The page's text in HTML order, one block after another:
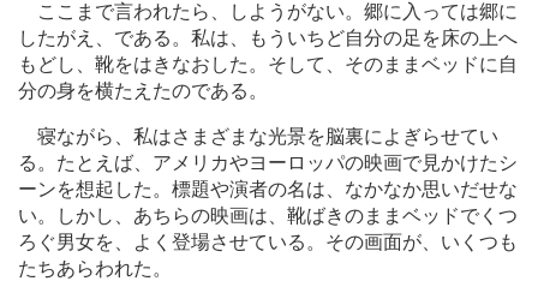
ここまで言われたら、しようがない。郷に入っては郷に
したがえ、である。私は、もういちど自分の足を床の上へ
もどし、靴をはきなおした。そして、そのままベッドに自
分の身を横たえたのである。
寝ながら、私はさまざまな光景を脳裏によぎらせてい
る。たとえば、アメリカやヨーロッパの映画で見かけたシ
ーンを想起した。標題や演者の名は、なかなか思いだせな
い。しかし、あちらの映画は、靴ばきのままベッドでくつ
ろぐ男女を、よく登場させている。その画面が、いくつも
たちあらわれた。